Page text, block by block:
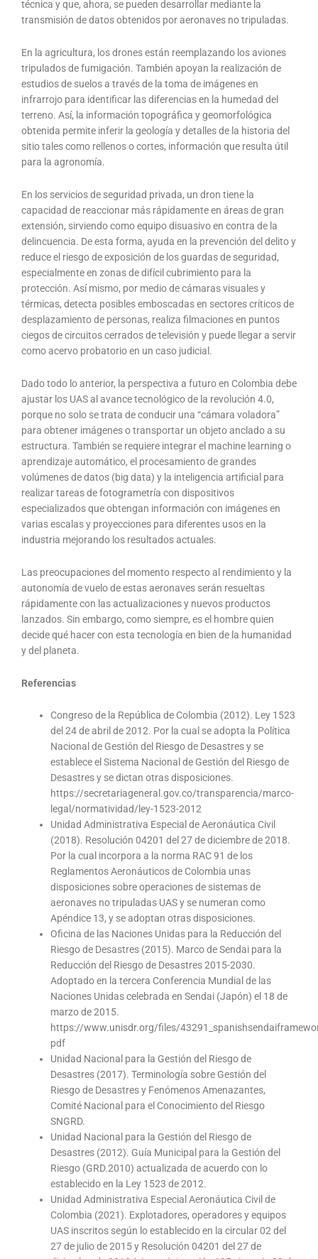
técnica y que, ahora, se pueden desarrollar mediante la
transmisión de datos obtenidos por aeronaves no tripuladas.
En la agricultura, los drones están reemplazando los aviones
tripulados de fumigación. También apoyan la realización de
estudios de suelos a través de la toma de imágenes en
infrarrojo para identificar las diferencias en la humedad del
terreno. Así, la información topográfica y geomorfológica
obtenida permite inferir la geología y detalles de la historia del
sitio tales como rellenos o cortes, información que resulta útil
para la agronomía.
En los servicios de seguridad privada, un dron tiene la
capacidad de reaccionar más rápidamente en áreas de gran
extensión, sirviendo como equipo disuasivo en contra de la
delincuencia. De esta forma, ayuda en la prevención del delito y
reduce el riesgo de exposición de los guardas de seguridad,
especialmente en zonas de difícil cubrimiento para la
protección. Así mismo, por medio de cámaras visuales y
térmicas, detecta posibles emboscadas en sectores críticos de
desplazamiento de personas, realiza filmaciones en puntos
ciegos de circuitos cerrados de televisión y puede llegar a servir
como acervo probatorio en un caso judicial.
Dado todo lo anterior, la perspectiva a futuro en Colombia debe
ajustar los UAS al avance tecnológico de la revolución 4.0,
porque no solo se trata de conducir una “cámara voladora”
para obtener imágenes o transportar un objeto anclado a su
estructura. También se requiere integrar el machine learning o
aprendizaje automático, el procesamiento de grandes
volúmenes de datos (big data) y la inteligencia artificial para
realizar tareas de fotogrametría con dispositivos
especializados que obtengan información con imágenes en
varias escalas y proyecciones para diferentes usos en la
industria mejorando los resultados actuales.
Las preocupaciones del momento respecto al rendimiento y la
autonomía de vuelo de estas aeronaves serán resueltas
rápidamente con las actualizaciones y nuevos productos
lanzados. Sin embargo, como siempre, es el hombre quien
decide qué hacer con esta tecnología en bien de la humanidad
y del planeta.
Referencias
Congreso de la República de Colombia (2012). Ley 1523
del 24 de abril de 2012. Por la cual se adopta la Política
Nacional de Gestión del Riesgo de Desastres y se
establece el Sistema Nacional de Gestión del Riesgo de
Desastres y se dictan otras disposiciones.
https://secretariageneral.gov.co/transparencia/marco-
legal/normatividad/ley-1523-2012
Unidad Administrativa Especial de Aeronáutica Civil
(2018). Resolución 04201 del 27 de diciembre de 2018.
Por la cual incorpora a la norma RAC 91 de los
Reglamentos Aeronáuticos de Colombia unas
disposiciones sobre operaciones de sistemas de
aeronaves no tripuladas UAS y se numeran como
Apéndice 13, y se adoptan otras disposiciones.
Oficina de las Naciones Unidas para la Reducción del
Riesgo de Desastres (2015). Marco de Sendai para la
Reducción del Riesgo de Desastres 2015-2030.
Adoptado en la tercera Conferencia Mundial de las
Naciones Unidas celebrada en Sendai (Japón) el 18 de
marzo de 2015.
https://www.unisdr.org/files/
pdf
Unidad Nacional para la Gestión del Riesgo de
Desastres (2017). Terminología sobre Gestión del
Riesgo de Desastres y Fenómenos Amenazantes,
Comité Nacional para el Conocimiento del Riesgo
SNGRD.
Unidad Nacional para la Gestión del Riesgo de
Desastres (2012). Guía Municipal para la Gestión del
Riesgo (GRD.2010) actualizada de acuerdo con lo
establecido en la Ley 1523 de 2012.
Unidad Administrativa Especial Aeronáutica Civil de
Colombia (2021). Explotadores, operadores y equipos
UAS inscritos según lo establecido en la circular 02 del
27 de julio de 2015 y Resolución 04201 del 27 de